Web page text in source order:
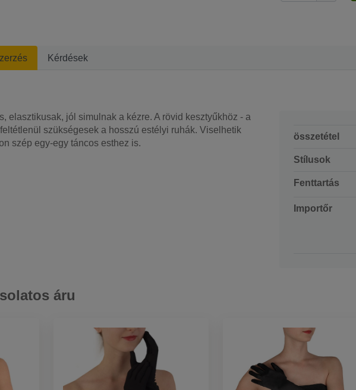
Kérdések
elasztikusak, jól simulnak a kézre. A rövid kesztyűkhöz - a
szükségesek a hosszú estélyi ruhák. Viselhetik
szép egy-egy táncos esthez is.
összetétel
Stílusok
Fenttartás
Importőr
áru